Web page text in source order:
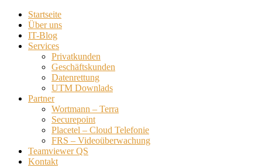
Startseite
Über uns
IT-Blog
Services
Privatkunden
Geschäftskunden
Datenrettung
UTM Downlads
Partner
Wortmann – Terra
Securepoint
Placetel – Cloud Telefonie
FRS – Videoüberwachung
Teamviewer QS
Kontakt